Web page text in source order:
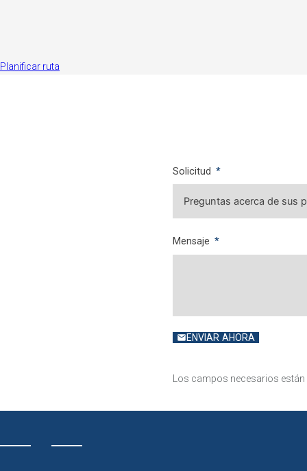
Planificar ruta
Solicitud
Mensaje
ENVIAR AHORA
Los campos necesarios